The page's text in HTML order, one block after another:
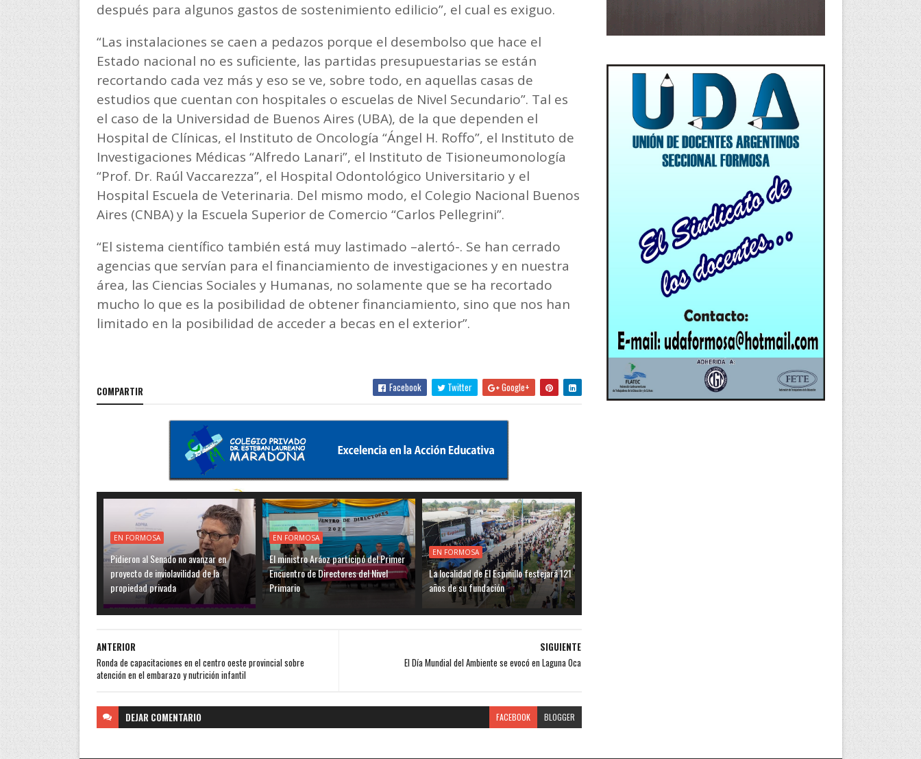
después para algunos gastos de sostenimiento edilicio”, el cual es exiguo.
“Las instalaciones se caen a pedazos porque el desembolso que hace el
Estado nacional no es suficiente, las partidas presupuestarias se están
recortando cada vez más y eso se ve, sobre todo, en aquellas casas de
estudios que cuentan con hospitales o escuelas de Nivel Secundario”. Tal es
el caso de la Universidad de Buenos Aires (UBA), de la que dependen el
Hospital de Clínicas, el Instituto de Oncología “Ángel H. Roffo”, el Instituto de
Investigaciones Médicas “Alfredo Lanari”, el Instituto de Tisioneumonología
“Prof. Dr. Raúl Vaccarezza”, el Hospital Odontológico Universitario y el
Hospital Escuela de Veterinaria. Del mismo modo, el Colegio Nacional Buenos
Aires (CNBA) y la Escuela Superior de Comercio “Carlos Pellegrini”.
“El sistema científico también está muy lastimado –alertó-. Se han cerrado
agencias que servían para el financiamiento de investigaciones y en nuestra
área, las Ciencias Sociales y Humanas, no solamente que se ha recortado
mucho lo que es la posibilidad de obtener financiamiento, sino que nos han
limitado en la posibilidad de acceder a becas en el exterior”.
COMPARTIR Facebook Twitter Google+
EN FORMOSA
Pidieron al Senado no avanzar en
proyecto de inviolavilidad de la
propiedad privada
EN FORMOSA
El ministro Aráoz participó del Primer
Encuentro de Directores del Nivel
Primario
EN FORMOSA
La localidad de El Espinillo festejará 121
años de su fundación
SIGUIENTE
El Día Mundial del Ambiente se evocó en Laguna Oca
ANTERIOR
Ronda de capacitaciones en el centro oeste provincial sobre
atención en el embarazo y nutrición infantil
DEJAR COMENTARIO FACEBOOK BLOGGER